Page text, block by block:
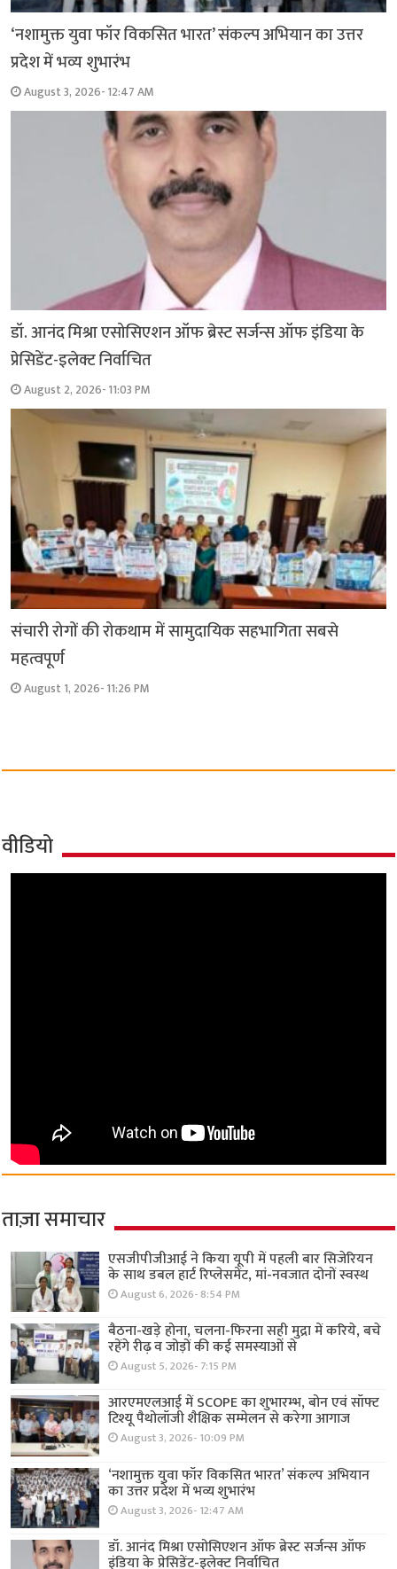
‘नशामुक्त युवा फॉर विकसित भारत’ संकल्प अभियान का उत्तर
प्रदेश में भव्य शुभारंभ
August 3, 2026- 12:47 AM
डॉ. आनंद मिश्रा एसोसिएशन ऑफ ब्रेस्ट सर्जन्स ऑफ इंडिया के
प्रेसिडेंट-इलेक्ट निर्वाचित
August 2, 2026- 11:03 PM
संचारी रोगों की रोकथाम में सामुदायिक सहभागिता सबसे
महत्वपूर्ण
August 1, 2026- 11:26 PM
वीडियो
ताज़ा समाचार
एसजीपीजीआई ने किया यूपी में पहली बार सिजेरियन
के साथ डबल हार्ट रिप्लेसमेंट, मां-नवजात दोनों स्वस्थ
August 6, 2026- 8:54 PM
बैठना-खड़े होना, चलना-फिरना सही मुद्रा में करिये, बचे
रहेंगे रीढ़ व जोड़ों की कई समस्याओं से
August 5, 2026- 7:15 PM
आरएमएलआई में SCOPE का शुभारम्भ, बोन एवं सॉफ्ट
टिश्यू पैथोलॉजी शैक्षिक सम्मेलन से करेगा आगाज
August 3, 2026- 10:09 PM
‘नशामुक्त युवा फॉर विकसित भारत’ संकल्प अभियान
का उत्तर प्रदेश में भव्य शुभारंभ
August 3, 2026- 12:47 AM
डॉ. आनंद मिश्रा एसोसिएशन ऑफ ब्रेस्ट सर्जन्स ऑफ
इंडिया के प्रेसिडेंट-इलेक्ट निर्वाचित